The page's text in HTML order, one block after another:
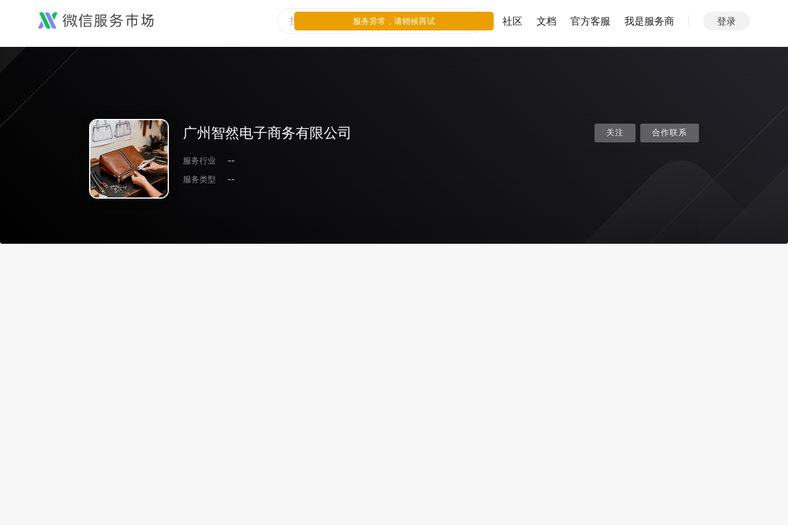
社区 文档 官方客服 我是服务商 登录
广州智然电子商务有限公司
服务行业
--
服务类型
--
关注 合作联系
服务异常，请稍候再试